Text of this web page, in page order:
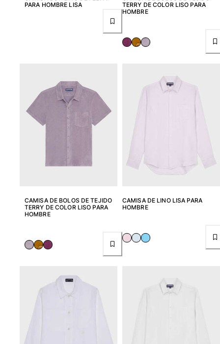
PARA HOMBRE LISA
TERRY DE COLOR LISO PARA
HOMBRE
CAMISA DE BOLOS DE TEJIDO
TERRY DE COLOR LISO PARA
HOMBRE
CAMISA DE LINO LISA PARA
HOMBRE